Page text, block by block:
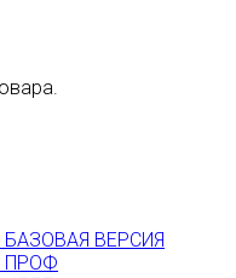
БАЗОВАЯ ВЕРСИЯ
ПРОФ